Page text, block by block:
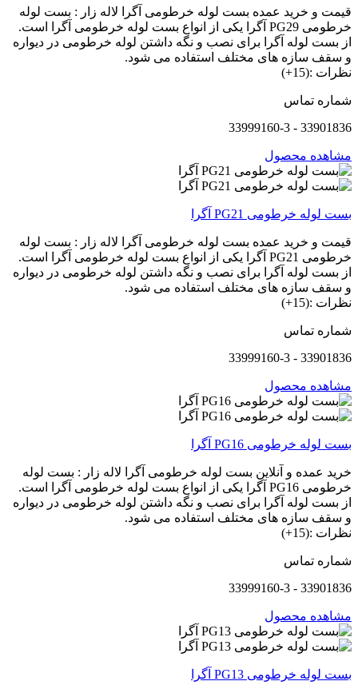
قیمت و خرید عمده بست لوله خرطومی آگرا لاله زار : بست لوله
خرطومی PG29 آگرا یکی از انواع بست لوله خرطومی آگرا است.
از بست لوله آگرا برای نصب و نگه داشتن لوله خرطومی در دیواره
و سقف سازه های مختلف استفاده می شود.
نظرات :(15+)
شماره تماس
33901836 - 33999160-3
مشاهده محصول
بست لوله خرطومی PG21 آگرا
قیمت و خرید عمده بست لوله خرطومی آگرا لاله زار : بست لوله
خرطومی PG21 آگرا یکی از انواع بست لوله خرطومی آگرا است.
از بست لوله آگرا برای نصب و نگه داشتن لوله خرطومی در دیواره
و سقف سازه های مختلف استفاده می شود.
نظرات :(15+)
شماره تماس
33901836 - 33999160-3
مشاهده محصول
بست لوله خرطومی PG16 آگرا
خرید عمده و آنلاین بست لوله خرطومی آگرا لاله زار : بست لوله
خرطومی PG16 آگرا یکی از انواع بست لوله خرطومی آگرا است.
از بست لوله آگرا برای نصب و نگه داشتن لوله خرطومی در دیواره
و سقف سازه های مختلف استفاده می شود.
نظرات :(15+)
شماره تماس
33901836 - 33999160-3
مشاهده محصول
بست لوله خرطومی PG13 آگرا